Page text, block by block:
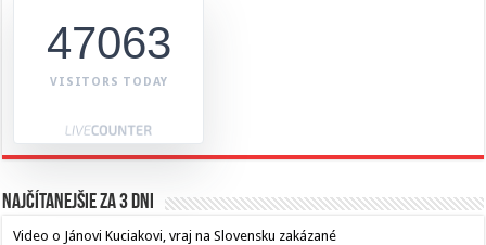
47063
VISITORS TODAY
Najčítanejšie za 3 dni
Video o Jánovi Kuciakovi, vraj na Slovensku zakázané